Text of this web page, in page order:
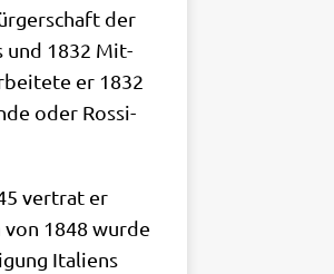
der
und 1832 Mit­
er 1832
oder Ros­si-
ver­trat er
1848 wur­de
Ita­li­ens